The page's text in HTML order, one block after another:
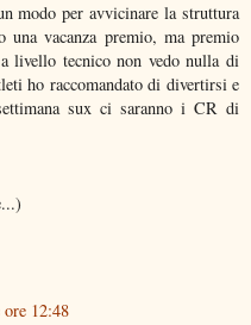
modo per avvicinare la struttura
vacanza premio, ma premio
livello tecnico non vedo nulla di
ho raccomandato di divertirsi e
sux ci saranno i CR di
12:48